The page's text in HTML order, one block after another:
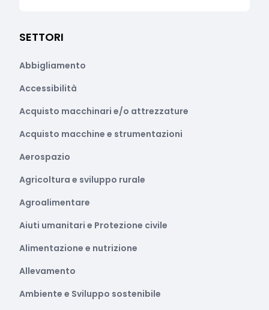
SETTORI
Abbigliamento
Accessibilità
Acquisto macchinari e/o attrezzature
Acquisto macchine e strumentazioni
Aerospazio
Agricoltura e sviluppo rurale
Agroalimentare
Aiuti umanitari e Protezione civile
Alimentazione e nutrizione
Allevamento
Ambiente e Sviluppo sostenibile